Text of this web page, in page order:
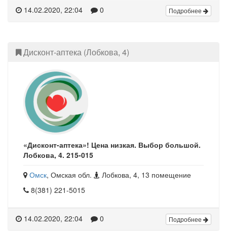
14.02.2020, 22:04 0 Подробнее
Дисконт-аптека (Лобкова, 4)
«Дисконт-аптека»! Цена низкая. Выбор большой.
Лобкова, 4. 215-015
Омск, Омская обл.
Лобкова, 4, 13 помещение
8(381) 221-5015
14.02.2020, 22:04 0 Подробнее